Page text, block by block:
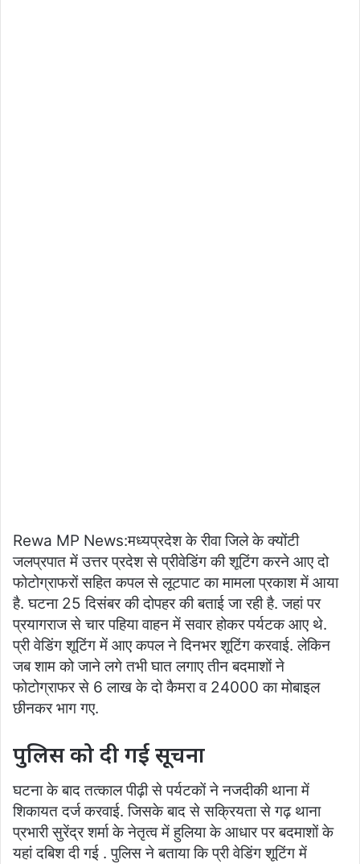
Rewa MP News:मध्यप्रदेश के रीवा जिले के क्योंटी
जलप्रपात में उत्तर प्रदेश से प्रीवेडिंग की शूटिंग करने आए दो
फोटोग्राफरों सहित कपल से लूटपाट का मामला प्रकाश में आया
है. घटना 25 दिसंबर की दोपहर की बताई जा रही है. जहां पर
प्रयागराज से चार पहिया वाहन में सवार होकर पर्यटक आए थे.
प्री वेडिंग शूटिंग में आए कपल ने दिनभर शूटिंग करवाई. लेकिन
जब शाम को जाने लगे तभी घात लगाए तीन बदमाशों ने
फोटोग्राफर से 6 लाख के दो कैमरा व 24000 का मोबाइल
छीनकर भाग गए.
पुलिस को दी गई सूचना
घटना के बाद तत्काल पीढ़ी से पर्यटकों ने नजदीकी थाना में
शिकायत दर्ज करवाई. जिसके बाद से सक्रियता से गढ़ थाना
प्रभारी सुरेंद्र शर्मा के नेतृत्व में हुलिया के आधार पर बदमाशों के
यहां दबिश दी गई . पुलिस ने बताया कि प्री वेडिंग शूटिंग में